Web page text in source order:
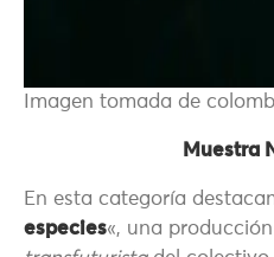
Imagen tomada de
Muestra
En esta categoría
especies«, una